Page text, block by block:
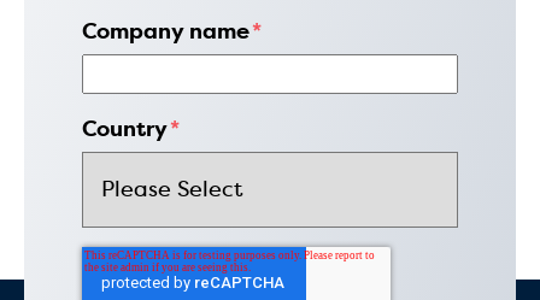
Company name*
Country*